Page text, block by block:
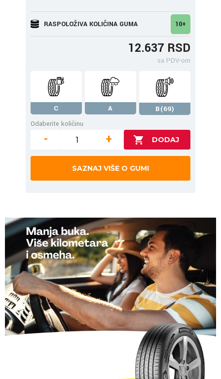
RASPOLOŽIVA KOLIČINA GUMA 10+
12.637 RSD
sa PDV-om
C A
B(69)
Odaberite količinu
- +
SAZNAJ VIŠE O GUMI